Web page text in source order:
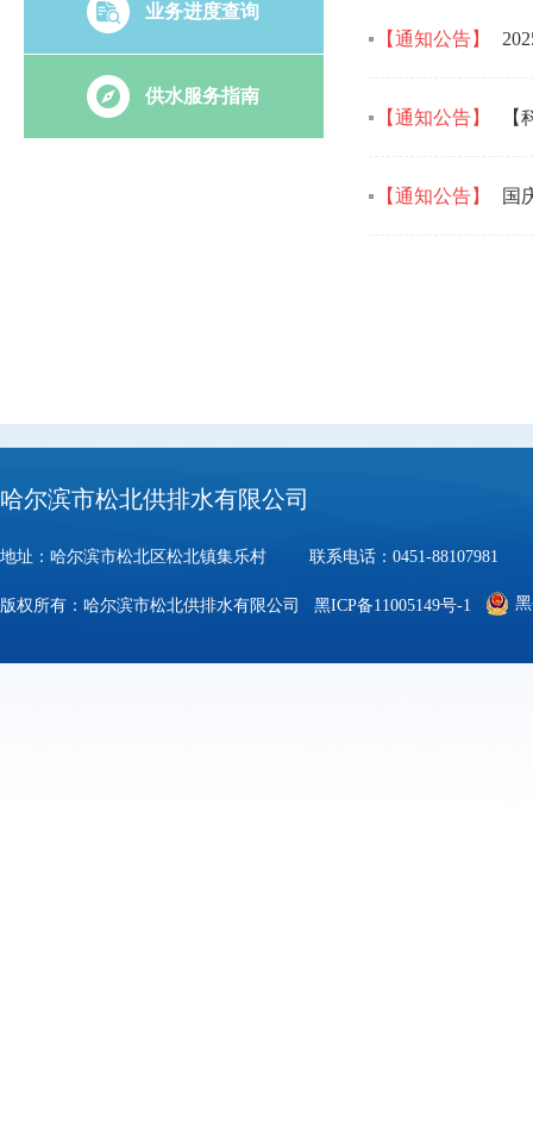
【通知公告】
【通知公告】
【通知公告】 国
业务进度查询
供水服务指南
哈尔滨市松北供排水有限公司
地址：哈尔滨市松北区松北镇集乐村 联系电话：0451-88107981
版权所有：哈尔滨市松北供排水有限公司 黑ICP备11005149号-1